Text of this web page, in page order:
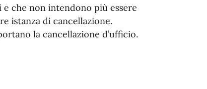
che non intendono più essere
istanza di cancellazione.
la cancellazione d’ufficio.